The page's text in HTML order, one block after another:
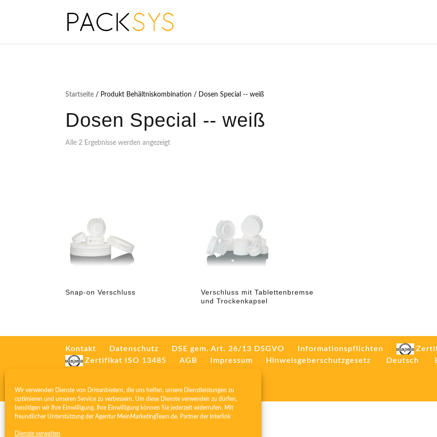
Wir verwenden Dienste von Drittanbietern, die uns helfen, unsere Dienstleistungen zu
optimieren und unseren Service zu verbessern. Um diese Dienste verwenden zu dürfen,
benötigen wir Ihre Einwilligung. Ihre Einwilligung können Sie jederzeit widerrufen. Mit
freundlicher Unterstützung der Agentur MeinMarketingTeam.de, Partner der Interlink
Dienste verwalten
Startseite / Produkt Behältniskombination / Dosen Special -- weiß
Dosen Special -- weiß
Alle 2 Ergebnisse werden angezeigt
Snap-on Verschluss
Verschluss mit Tablettenbremse
und Trockenkapsel
Kontakt Datenschutz DSE gem. Art. 26/13 DSGVO Informationspflichten
Zertifikat ISO 13485
AGB Impressum Hinweisgeberschutzgesetz Deutsch